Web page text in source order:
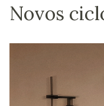
Novos